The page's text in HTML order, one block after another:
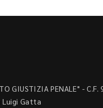
GIUSTIZIA PENALE" - C.F.
Luigi Gatta